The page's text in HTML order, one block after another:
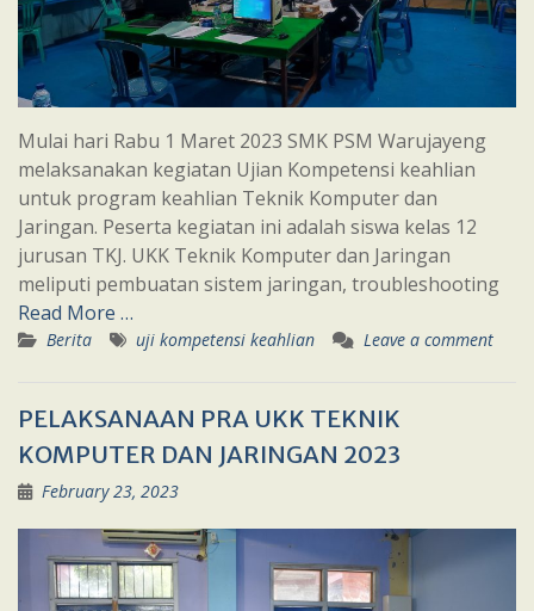
Mulai hari Rabu 1 Maret 2023 SMK PSM Warujayeng
melaksanakan kegiatan Ujian Kompetensi keahlian
untuk program keahlian Teknik Komputer dan
Jaringan. Peserta kegiatan ini adalah siswa kelas 12
jurusan TKJ. UKK Teknik Komputer dan Jaringan
meliputi pembuatan sistem jaringan, troubleshooting
Read More …
Berita uji kompetensi keahlian Leave a comment
PELAKSANAAN PRA UKK TEKNIK
KOMPUTER DAN JARINGAN 2023
February 23, 2023